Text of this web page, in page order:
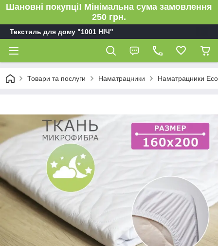
Шановні покупці! Мінімальна сума замовлення
250 грн.
Текстиль для дому "1001 НІЧ"
Товари та послуги Наматрацники Наматрацники